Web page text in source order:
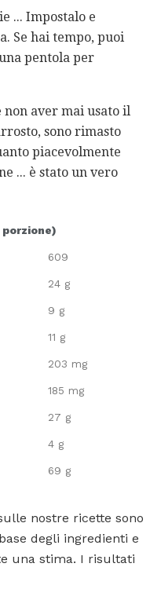
... Impostalo e
Se hai tempo, puoi
pentola per
non aver mai usato il
sono rimasto
piacevolmente
... è stato un vero
609
24 g
9 g
11 g
203 mg
185 mg
27 g
4 g
69 g
nostre ricette sono
degli ingredienti e
una stima. I risultati